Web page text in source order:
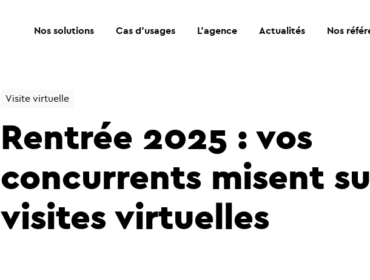
Nos solutions Cas d’usages L’agence Actualités Nos
Visite virtuelle
Rentrée 2025 : vos
concurrents misent
visites virtuelles